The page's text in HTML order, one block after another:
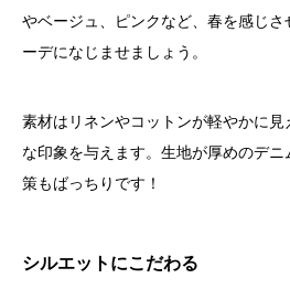
やベージュ、ピンクなど、春を感じ
ーデになじませましょう。
素材はリネンやコットンが軽やかに
な印象を与えます。生地が厚めのデ
策もばっちりです！
シルエットにこだわる